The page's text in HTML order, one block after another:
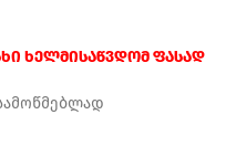
ხელმისაწვდომ ფასად